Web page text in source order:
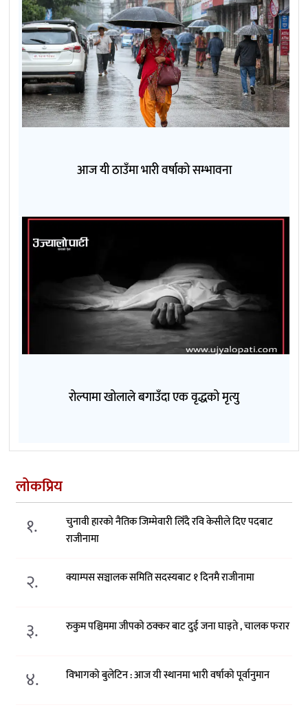
आज यी ठाउँमा भारी वर्षाको सम्भावना
रोल्पामा खोलाले बगाउँदा एक वृद्धको मृत्यु
लोकप्रिय
१.
चुनावी हारको नैतिक जिम्मेवारी लिँदै रवि केसीले दिए पदबाट
राजीनामा
२. क्याम्पस सञ्चालक समिति सदस्यबाट १ दिनमै राजीनामा
३. रुकुम पश्चिममा जीपको ठक्कर बाट दुई जना घाइते , चालक फरार
४. विभागको बुलेटिन : आज यी स्थानमा भारी वर्षाको पूर्वानुमान